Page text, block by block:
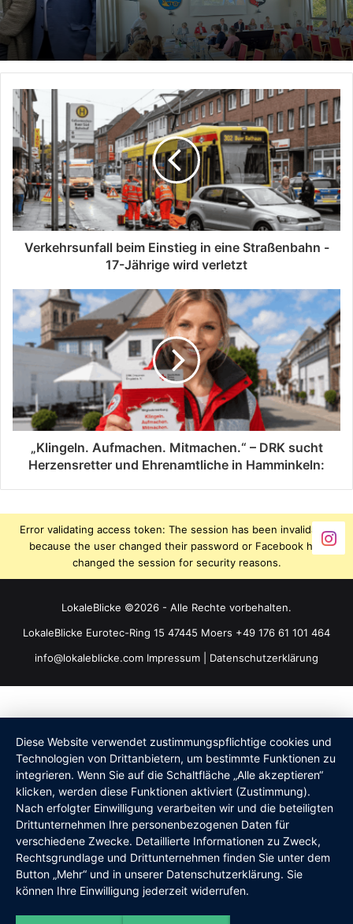
Verkehrsunfall beim Einstieg in eine Straßenbahn -
17-Jährige wird verletzt
„Klingeln. Aufmachen. Mitmachen.“ – DRK sucht
Herzensretter und Ehrenamtliche in Hamminkeln:
Error validating access token: The session has been invalidated
because the user changed their password or Facebook has
changed the session for security reasons.
LokaleBlicke ©2026 - Alle Rechte vorbehalten.
LokaleBlicke Eurotec-Ring 15 47445 Moers +49 176 61 101 464
info@lokaleblicke.com Impressum Datenschutzerklärung
Diese Website verwendet zustimmungspflichtige cookies und
Technologien von Drittanbietern, um bestimmte Funktionen zu
integrieren. Wenn Sie auf die Schaltfläche „Alle akzeptieren“
klicken, werden diese Funktionen aktiviert (Zustimmung).
Nach erfolgter Einwilligung verarbeiten wir und die beteiligten
Drittunternehmen Ihre personenbezogenen Daten für
verschiedene Zwecke. Detaillierte Informationen zu Zweck,
Rechtsgrundlage und Drittunternehmen finden Sie unter dem
Button „Mehr“ und in unserer Datenschutzerklärung. Sie
können Ihre Einwilligung jederzeit widerrufen.